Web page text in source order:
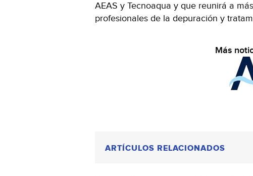
AEAS y Tecnoaqua y que reunirá a
profesionales de la depuración y
Más
ARTÍCULOS RELACIONADOS